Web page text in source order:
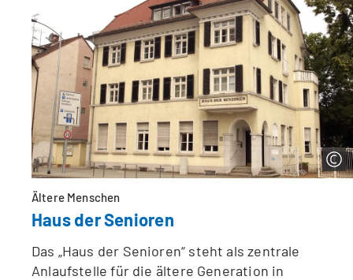
Ältere Menschen
Haus der Senioren
Das „Haus der Senioren“ steht als zentrale
Anlaufstelle für die ältere Generation in